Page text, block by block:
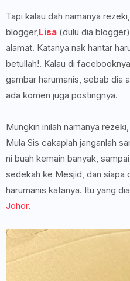
Tapi kalau dah namanya
blogger, Lisa (dulu dia
alamat. Katanya nak hantar
betullah!. Kalau di
gambar harumanis, sebab dia
ada komen juga postingnya.
Mungkin inilah namanya
Mula Sis cakaplah janganlah
ni buah kemain banyak,
sedekah ke Mesjid, dan siapa
harumanis katanya. Itu yang
Johor.